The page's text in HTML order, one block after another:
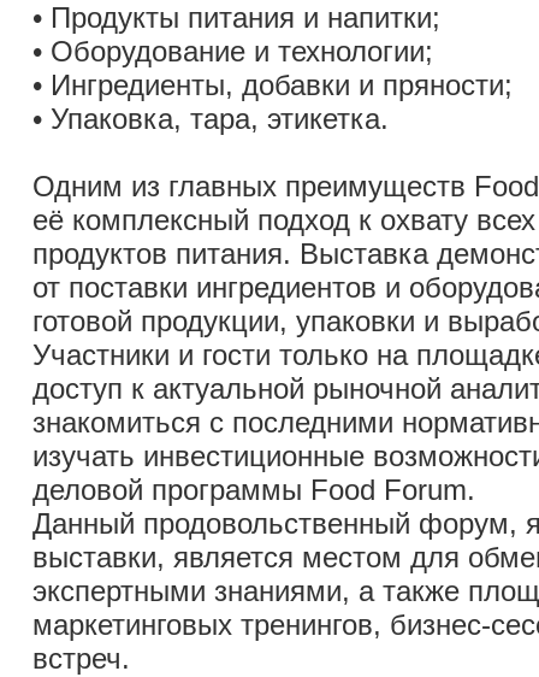
• Продукты питания и напитки;
• Оборудование и технологии;
• Ингредиенты, добавки и пряности;
• Упаковка, тара, этикетка.
Одним из главных преимуществ
её комплексный подход к охвату
продуктов питания. Выставка
от поставки ингредиентов и
готовой продукции, упаковки и
Участники и гости только на
доступ к актуальной рыночной
знакомиться с последними
изучать инвестиционные
деловой программы Food Forum.
Данный продовольственный форум,
выставки, является местом для
экспертными знаниями, а также
маркетинговых тренингов, бизнес-
встреч.